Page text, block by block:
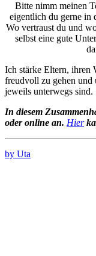
Bitte nimm meinen
eigentlich du gerne in
Wo vertraust du und
selbst eine gute
Ich stärke Eltern, ihren
freudvoll zu gehen und
jeweils unterwegs sind.
In diesem
oder online an. Hier
by Uta